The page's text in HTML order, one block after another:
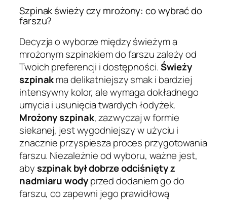
Szpinak świeży czy mrożony: co wybrać do
farszu?
Decyzja o wyborze między świeżym a
mrożonym szpinakiem do farszu zależy od
Twoich preferencji i dostępności.Świeży
szpinakma delikatniejszy smak i bardziej
intensywny kolor, ale wymaga dokładnego
umycia i usunięcia twardych łodyżek.
Mrożony szpinak, zazwyczaj w formie
siekanej, jest wygodniejszy w użyciu i
znacznie przyspiesza proces przygotowania
farszu. Niezależnie od wyboru, ważne jest,
abyszpinak był dobrze odciśnięty z
nadmiaru wodyprzed dodaniem go do
farszu, co zapewni jego prawidłową